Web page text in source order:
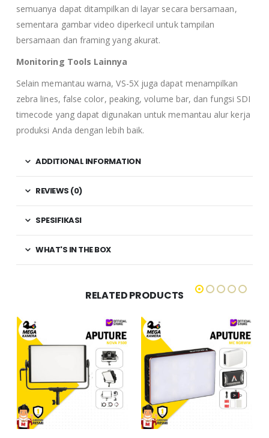
semuanya dapat ditampilkan di layar secara bersamaan,
sementara gambar video diperkecil untuk tampilan
bersamaan dan framing yang akurat.
Monitoring Tools Lainnya
Selain memantau warna, VS-5X juga dapat menampilkan
zebra lines, false color, peaking, volume bar, dan fungsi SDI
timecode yang dapat digunakan untuk memantau alur kerja
produksi Anda dengan lebih baik.
ADDITIONAL INFORMATION
REVIEWS (0)
SPESIFIKASI
WHAT'S IN THE BOX
RELATED PRODUCTS